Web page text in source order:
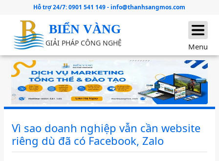
Hỗ trợ 24/7:0901 541 149- info@thanhsangmos.com
BIỂN VÀNG
GIẢI PHÁP CÔNG NGHỆ Menu
Vì sao doanh nghiệp vẫn cần website
riêng dù đã có Facebook, Zalo